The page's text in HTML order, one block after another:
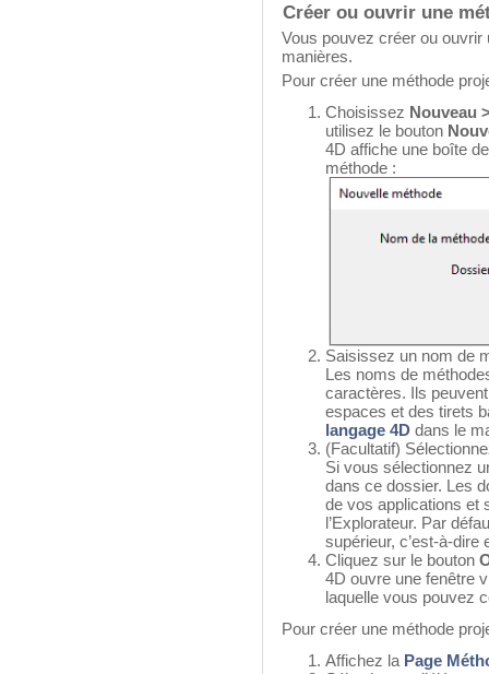
Créer ou ouvrir une
Vous pouvez créer ou ouvrir
manières.
Pour créer une méthode
Choisissez Nouveau
utilisez le bouton
4D affiche une boîte
méthode :
Saisissez un nom de
Les noms de
caractères. Ils
espaces et des tirets
langage 4D dans le
(Facultatif)
Si vous sélectionnez
dans ce dossier. Les
de vos applications et
l’Explorateur. Par
supérieur, c’est-à-
Cliquez sur le bouton
4D ouvre une fenêtre
laquelle vous pouvez
Pour créer une méthode
Affichez la Page